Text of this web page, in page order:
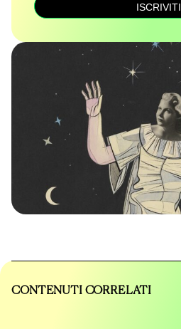
ISCRIVITI
CONTENUTI CORRELATI